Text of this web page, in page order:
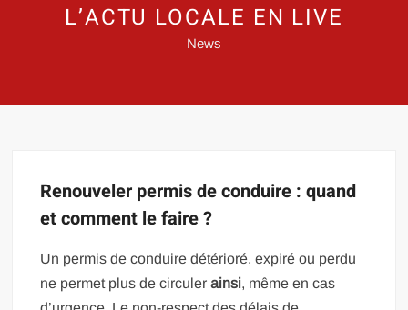
L’ACTU LOCALE EN LIVE
News
Renouveler permis de conduire : quand
et comment le faire ?
Un permis de conduire détérioré, expiré ou perdu
ne permet plus de circulerainsi, même en cas